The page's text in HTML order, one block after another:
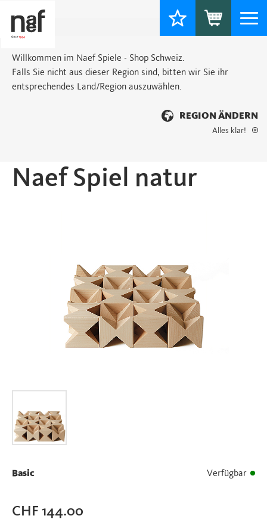
Willkommen im Naef Spiele - Shop Schweiz.
Falls Sie nicht aus dieser Region sind, bitten wir Sie ihr
entsprechendes Land/Region auszuwählen.
REGION ÄNDERN
Alles klar!
Naef Spiel natur
Basic Verfügbar
CHF 144.00